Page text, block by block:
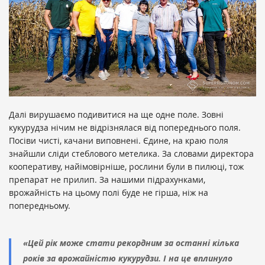
Далі вирушаємо подивитися на ще одне поле. Зовні
кукурудза нічим не відрізнялася від попереднього поля.
Посіви чисті, качани виповнені. Єдине, на краю поля
знайшли сліди стеблового метелика. За словами директора
кооперативу, найімовірніше, рослини були в пилюці, тож
препарат не прилип. За нашими підрахунками,
врожайність на цьому полі буде не гірша, ніж на
попередньому.
«Цей рік може стати рекордним за останні кілька
років за врожайністю кукурудзи. І на це вплинуло